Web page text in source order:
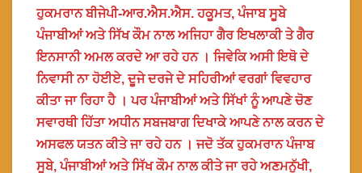
ਹੁਕਮਰਾਨ ਬੀਜੇਪੀ-ਆਰ.ਐਸ.ਐਸ. ਹਕੂਮਤ, ਪੰਜਾਬ ਸੂਬੇ
ਪੰਜਾਬੀਆਂ ਅਤੇ ਸਿੱਖ ਕੌਮ ਨਾਲ ਅਜਿਹਾ ਗੈਰ ਇਖਲਾਕੀ ਤੇ ਗੈਰ
ਇਨਸਾਨੀ ਅਮਲ ਕਰਦੇ ਆ ਰਹੇ ਹਨ । ਜਿਵੇਕਿ ਅਸੀ ਇਥੋ ਦੇ
ਨਿਵਾਸੀ ਨਾ ਹੋਈਏ, ਦੂਜੇ ਦਰਜੇ ਦੇ ਸਹਿਰੀਆਂ ਵਰਗਾਂ ਵਿਵਹਾਰ
ਕੀਤਾ ਜਾ ਰਿਹਾ ਹੈ । ਪਰ ਪੰਜਾਬੀਆਂ ਅਤੇ ਸਿੱਖਾਂ ਨੂੰ ਆਪਣੇ ਚੋਣ
ਸਵਾਰਥੀ ਹਿੱਤਾ ਅਧੀਨ ਸਬਜਬਾਗ ਦਿਖਾਕੇ ਆਪਣੇ ਨਾਲ ਕਰਨ ਦੇ
ਅਸਫਲ ਯਤਨ ਕੀਤੇ ਜਾ ਰਹੇ ਹਨ । ਜਦੋ ਤੱਕ ਹੁਕਮਰਾਨ ਪੰਜਾਬ
ਸੂਬੇ, ਪੰਜਾਬੀਆਂ ਅਤੇ ਸਿੱਖ ਕੌਮ ਨਾਲ ਕੀਤੇ ਜਾ ਰਹੇ ਅਣਮਨੁੱਖੀ,